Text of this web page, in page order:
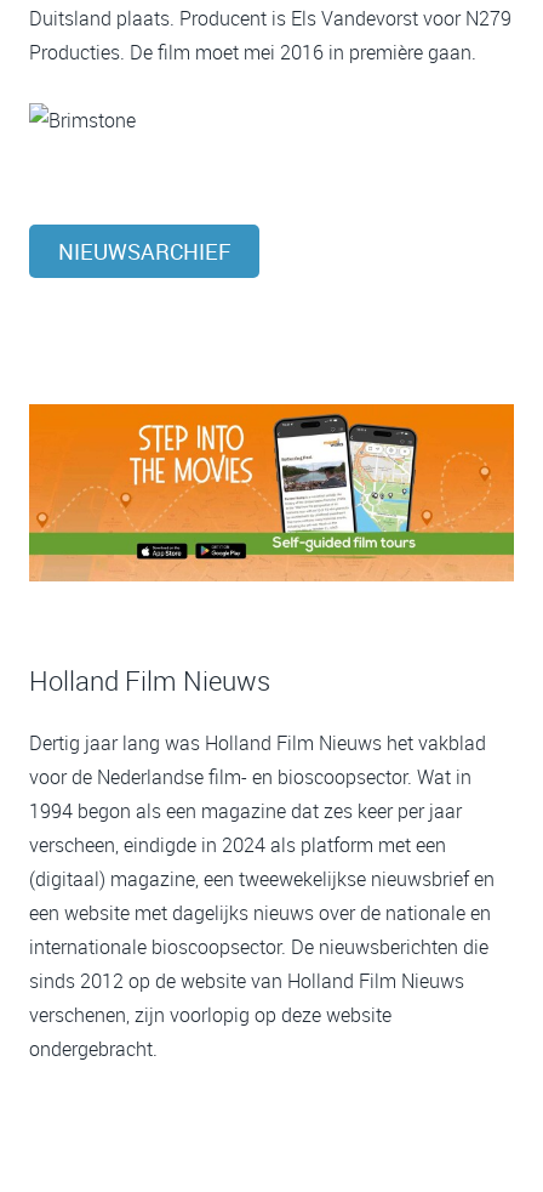
Duitsland plaats. Producent is Els Vandevorst voor N279
Producties. De film moet mei 2016 in première gaan.
NIEUWSARCHIEF
Holland Film Nieuws
Dertig jaar lang was Holland Film Nieuws het vakblad
voor de Nederlandse film- en bioscoopsector. Wat in
1994 begon als een magazine dat zes keer per jaar
verscheen, eindigde in 2024 als platform met een
(digitaal) magazine, een tweewekelijkse nieuwsbrief en
een website met dagelijks nieuws over de nationale en
internationale bioscoopsector. De nieuwsberichten die
sinds 2012 op de website van Holland Film Nieuws
verschenen, zijn voorlopig op deze website
ondergebracht.